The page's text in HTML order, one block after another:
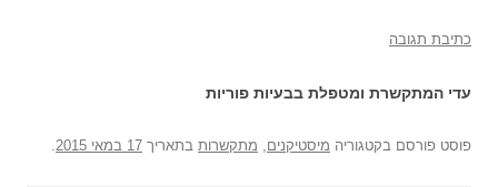
כתיבת תגובה
עדי המתקשרת ומטפלת בבעיות פוריות
פוסט פורסם בקטגוריה מיסטיקנים, מתקשרות בתאריך 17 במאי 2015 .